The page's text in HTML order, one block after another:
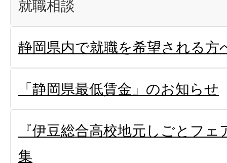
就職相談
静岡県内で就職を希望される方
「静岡県最低賃金」のお知らせ
『伊豆総合高校地元しごとフ
集